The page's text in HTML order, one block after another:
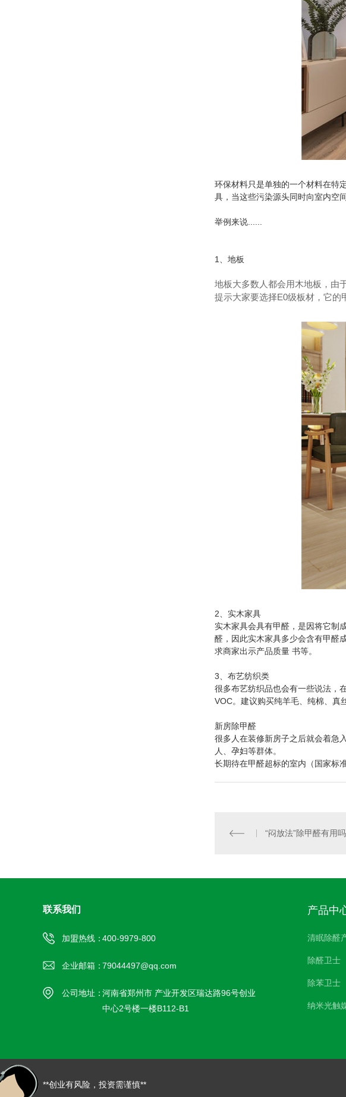
环保材料只是单独的一个材料在特
具，当这些污染源头同时向室内空
举例来说......
1、地板
地板大多数人都会用木地板，由
提示大家要选择E0级板材，它的
2、实木家具
实木家具会具有甲醛，是因将它制
醛，因此实木家具多少会含有甲醛
求商家出示产品质量 书等。
3、布艺纺织类
很多布艺纺织品也会有一些说法，
VOC。建议购买纯羊毛、纯棉、真
新房除甲醛
很多人在装修新房子之后就会着急
人、孕妇等群体。
长期待在甲醛超标的室内（国家标
联系我们
加盟热线：400-9979-800
企业邮箱：79044497@qq.com
公司地址：河南省郑州市 产业开发区瑞达路96号创业
中心2号楼一楼B112-B1
产品中
清眠除醛
除醛卫士
除苯卫士
纳米光触
**创业有风险，投资需谨慎**